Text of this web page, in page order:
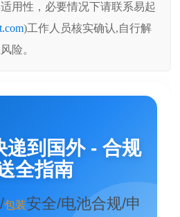
用性，必要情况下请联系易起
)工作人员核实确认,自行解
险。
递到国外 - 合规
全指南
包装安全/电池合规/申